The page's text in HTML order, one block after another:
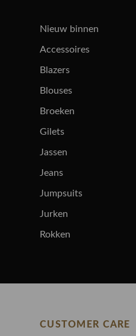
Nieuw binnen
Accessoires
Blazers
Blouses
Broeken
Gilets
Jassen
Jeans
Jumpsuits
Jurken
Rokken
CUSTOMER CARE